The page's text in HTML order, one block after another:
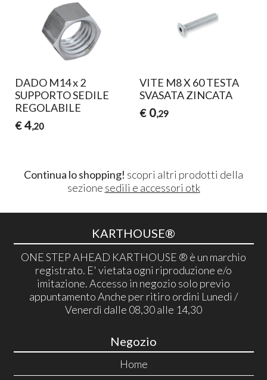
DADO M14 x 2
SUPPORTO SEDILE
REGOLABILE
€ 4,20
VITE M8 X 60 TESTA
SVASATA ZINCATA
€ 0,29
Continua lo shopping! scopri altri prodotti della
sezione sedili e accessori otk
KARTHOUSE®
ONE STEP AHEAD KARTHOUSE ® è un marchio
registrato. E' vietata ogni riproduzione e/o
imitazione. Accesso in negozio solo previo
appuntamento Anche per ritiro ordini Lunedì /
Venerdì dalle 08,30 alle 14,30
Negozio
Home